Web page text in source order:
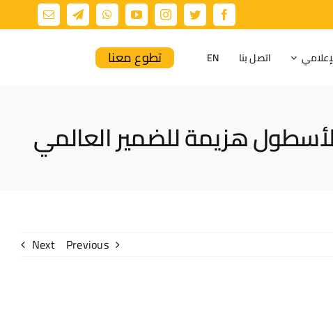
اتصل بنا EN تطوع معنا
هزيمة للضمير العالمي
Previous
Next